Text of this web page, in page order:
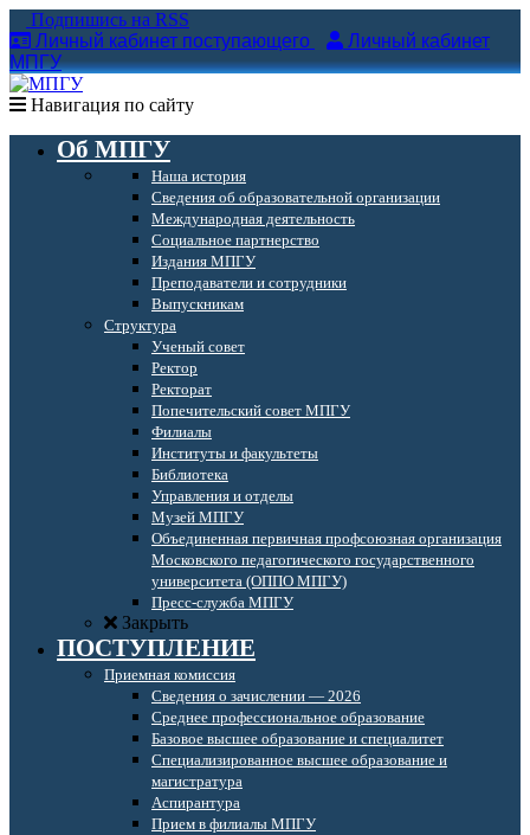
Подпишись на RSS
Личный кабинет поступающего
Личный кабинет
МПГУ
Навигация по сайту
Об МПГУ
Наша история
Сведения об образовательной организации
Международная деятельность
Социальное партнерство
Издания МПГУ
Преподаватели и сотрудники
Выпускникам
Структура
Ученый совет
Ректор
Ректорат
Попечительский совет МПГУ
Филиалы
Институты и факультеты
Библиотека
Управления и отделы
Музей МПГУ
Объединенная первичная профсоюзная организация
Московского педагогического государственного
университета (ОППО МПГУ)
Пресс-служба МПГУ
Закрыть
ПОСТУПЛЕНИЕ
Приемная комиссия
Сведения о зачислении — 2026
Среднее профессиональное образование
Базовое высшее образование и специалитет
Специализированное высшее образование и
магистратура
Аспирантура
Прием в филиалы МПГУ